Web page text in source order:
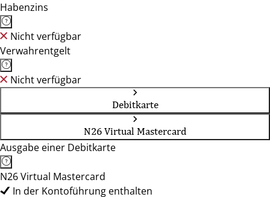
Habenzins
Nicht verfügbar
Verwahrentgelt
Nicht verfügbar
Debitkarte
N26 Virtual Mastercard
Ausgabe einer Debitkarte
N26 Virtual Mastercard
In der Kontoführung enthalten